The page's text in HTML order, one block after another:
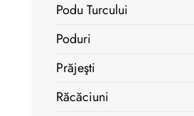
Podu Turcului
Poduri
Prăjeşti
Răcăciuni